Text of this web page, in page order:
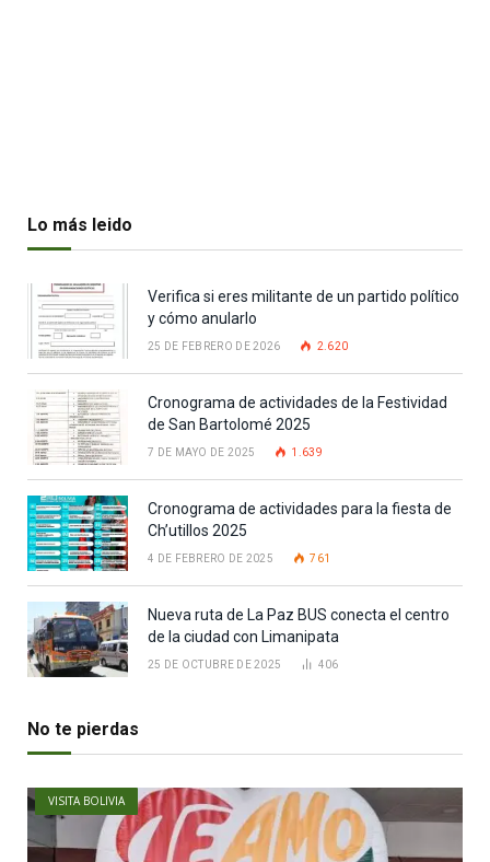
Lo más leido
Verifica si eres militante de un partido político
y cómo anularlo
25 DE FEBRERO DE 2026 2.620
Cronograma de actividades de la Festividad
de San Bartolomé 2025
7 DE MAYO DE 2025 1.639
Cronograma de actividades para la fiesta de
Ch’utillos 2025
4 DE FEBRERO DE 2025 761
Nueva ruta de La Paz BUS conecta el centro
de la ciudad con Limanipata
25 DE OCTUBRE DE 2025 406
No te pierdas
VISITA BOLIVIA